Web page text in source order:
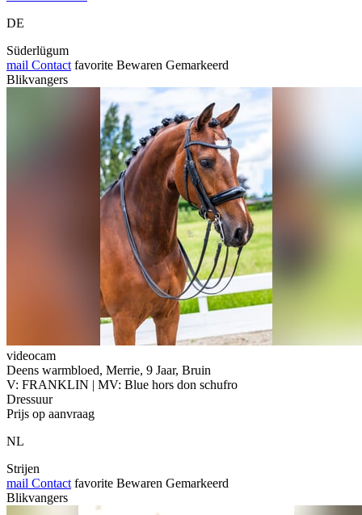
DE
Süderlügum
mail Contact favorite Bewaren Gemarkeerd
Blikvangers
videocam
Deens warmbloed, Merrie, 9 Jaar, Bruin
V: FRANKLIN | MV: Blue hors don schufro
Dressuur
Prijs op aanvraag
NL
Strijen
mail Contact favorite Bewaren Gemarkeerd
Blikvangers